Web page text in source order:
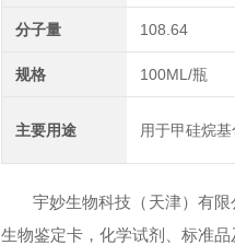
分子量 108.64
规格 100ML/瓶
主要用途 用于甲硅烷基
宇妙生物科技（天津）有限
生物鉴定卡，化学试剂、标准